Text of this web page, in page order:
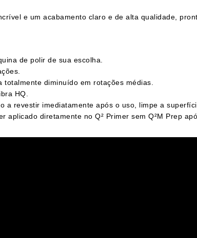
e um acabamento claro e de alta qualidade,
de polir de sua escolha.
totalmente diminuído em rotações médias.
HQ.
a revestir imediatamente após o uso, limpe a
aplicado diretamente no Q² Primer sem Q²M Prep